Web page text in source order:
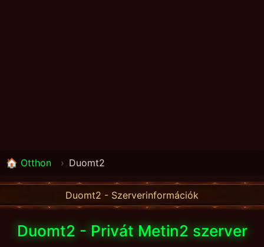
🏠 Otthon › Duomt2
Duomt2 - Szerverinformációk
Duomt2 - Privát Metin2 szerver